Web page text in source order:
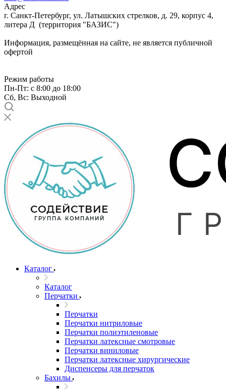
Адрес
г. Санкт-Петербург, ул. Латышских стрелков, д. 29, корпус 4,
литера Д (территория "БАЗИС")
Информация, размещённая на сайте, не является публичной
офертой
Режим работы
Пн-Пт: с 8:00 до 18:00
Сб, Вс: Выходной
Каталог
Каталог
Перчатки
Перчатки
Перчатки нитриловые
Перчатки полиэтиленовые
Перчатки латексные смотровые
Перчатки виниловые
Перчатки латексные хирургические
Диспенсеры для перчаток
Бахилы